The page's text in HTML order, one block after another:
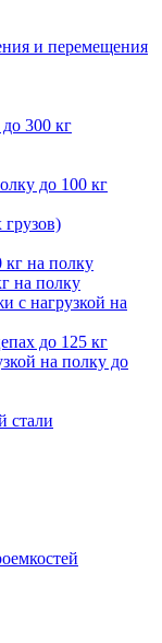
и перемещения
300 кг
до 100 кг
кг на полку
на полку
с нагрузкой на
до 125 кг
на полку до
стали